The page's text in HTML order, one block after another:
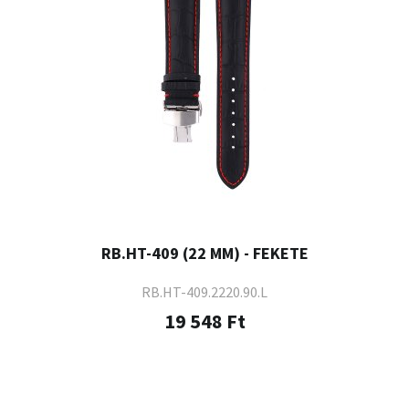
RB.HT-409 (22 MM) - FEKETE
RB.HT-409.2220.90.L
19 548 Ft